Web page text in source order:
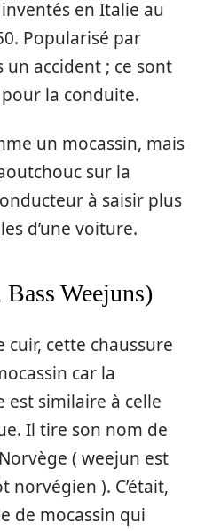
en Italie au
Popularisé par
un accident ; ce sont
la conduite.
un mocassin, mais
sur la
à saisir plus
d’une voiture.
Weejuns)
cuir, cette chaussure
car la
similaire à celle
Il tire son nom de
( weejun est
). C’était,
de mocassin qui